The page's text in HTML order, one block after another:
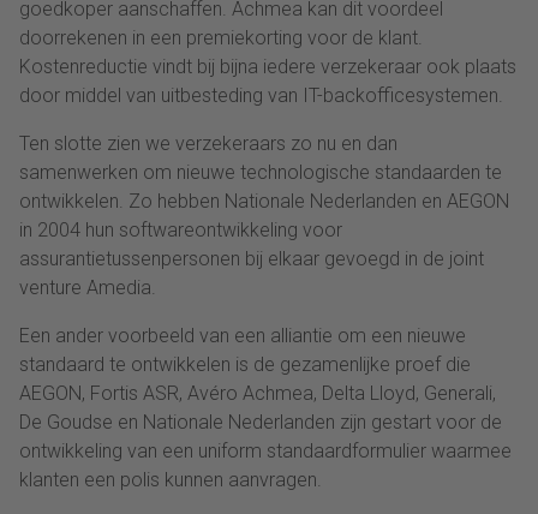
goedkoper aanschaffen. Achmea kan dit voordeel
doorrekenen in een premiekorting voor de klant.
Kostenreductie vindt bij bijna iedere verzekeraar ook plaats
door middel van uitbesteding van IT-backofficesystemen.
Ten slotte zien we verzekeraars zo nu en dan
samenwerken om nieuwe technologische standaarden te
ontwikkelen. Zo hebben Nationale Nederlanden en AEGON
in 2004 hun softwareontwikkeling voor
assurantietussenpersonen bij elkaar gevoegd in de joint
venture Amedia.
Een ander voorbeeld van een alliantie om een nieuwe
standaard te ontwikkelen is de gezamenlijke proef die
AEGON, Fortis ASR, Avéro Achmea, Delta Lloyd, Generali,
De Goudse en Nationale Nederlanden zijn gestart voor de
ontwikkeling van een uniform standaardformulier waarmee
klanten een polis kunnen aanvragen.